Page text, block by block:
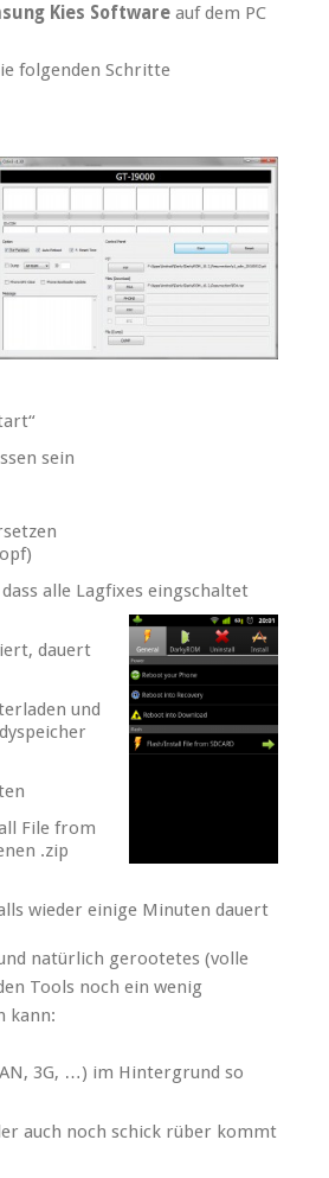
Kies Software auf dem PC
folgenden Schritte
sein
alle Lagfixes eingschaltet
dauert
und
File from
.zip
wieder einige Minuten dauert
natürlich gerootetes (volle
Tools noch ein wenig
kann:
3G, …) im Hintergrund so
auch noch schick rüber kommt